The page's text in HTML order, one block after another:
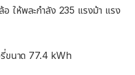
ให้พละกำลัง 235 แรงม้า แรง
รี่ขนาด 77.4 kWh